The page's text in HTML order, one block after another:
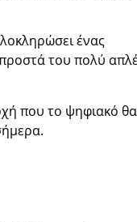
ένας
του πολύ
που το ψηφιακό θα